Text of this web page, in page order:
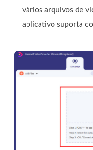
vários arquivos de
aplicativo suporta